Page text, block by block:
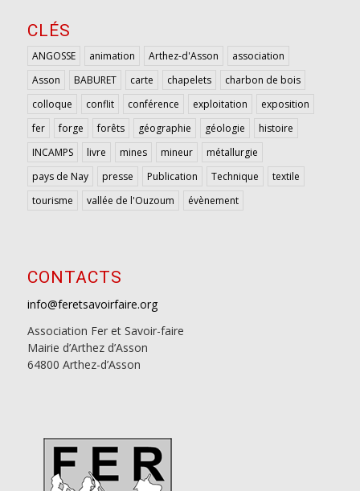
CLÉS
ANGOSSE animation Arthez-d'Asson
association
Asson
BABURET carte chapelets
charbon de bois
colloque
conflit conférence exploitation
exposition
fer
forge forêts géographie géologie
histoire
INCAMPS
livre mines mineur
métallurgie
pays de Nay
presse Publication Technique
textile
tourisme
vallée de l'Ouzoum évènement
CONTACTS
info@feretsavoirfaire.org
Association Fer et Savoir-faire
Mairie d’Arthez d’Asson
64800 Arthez-d’Asson